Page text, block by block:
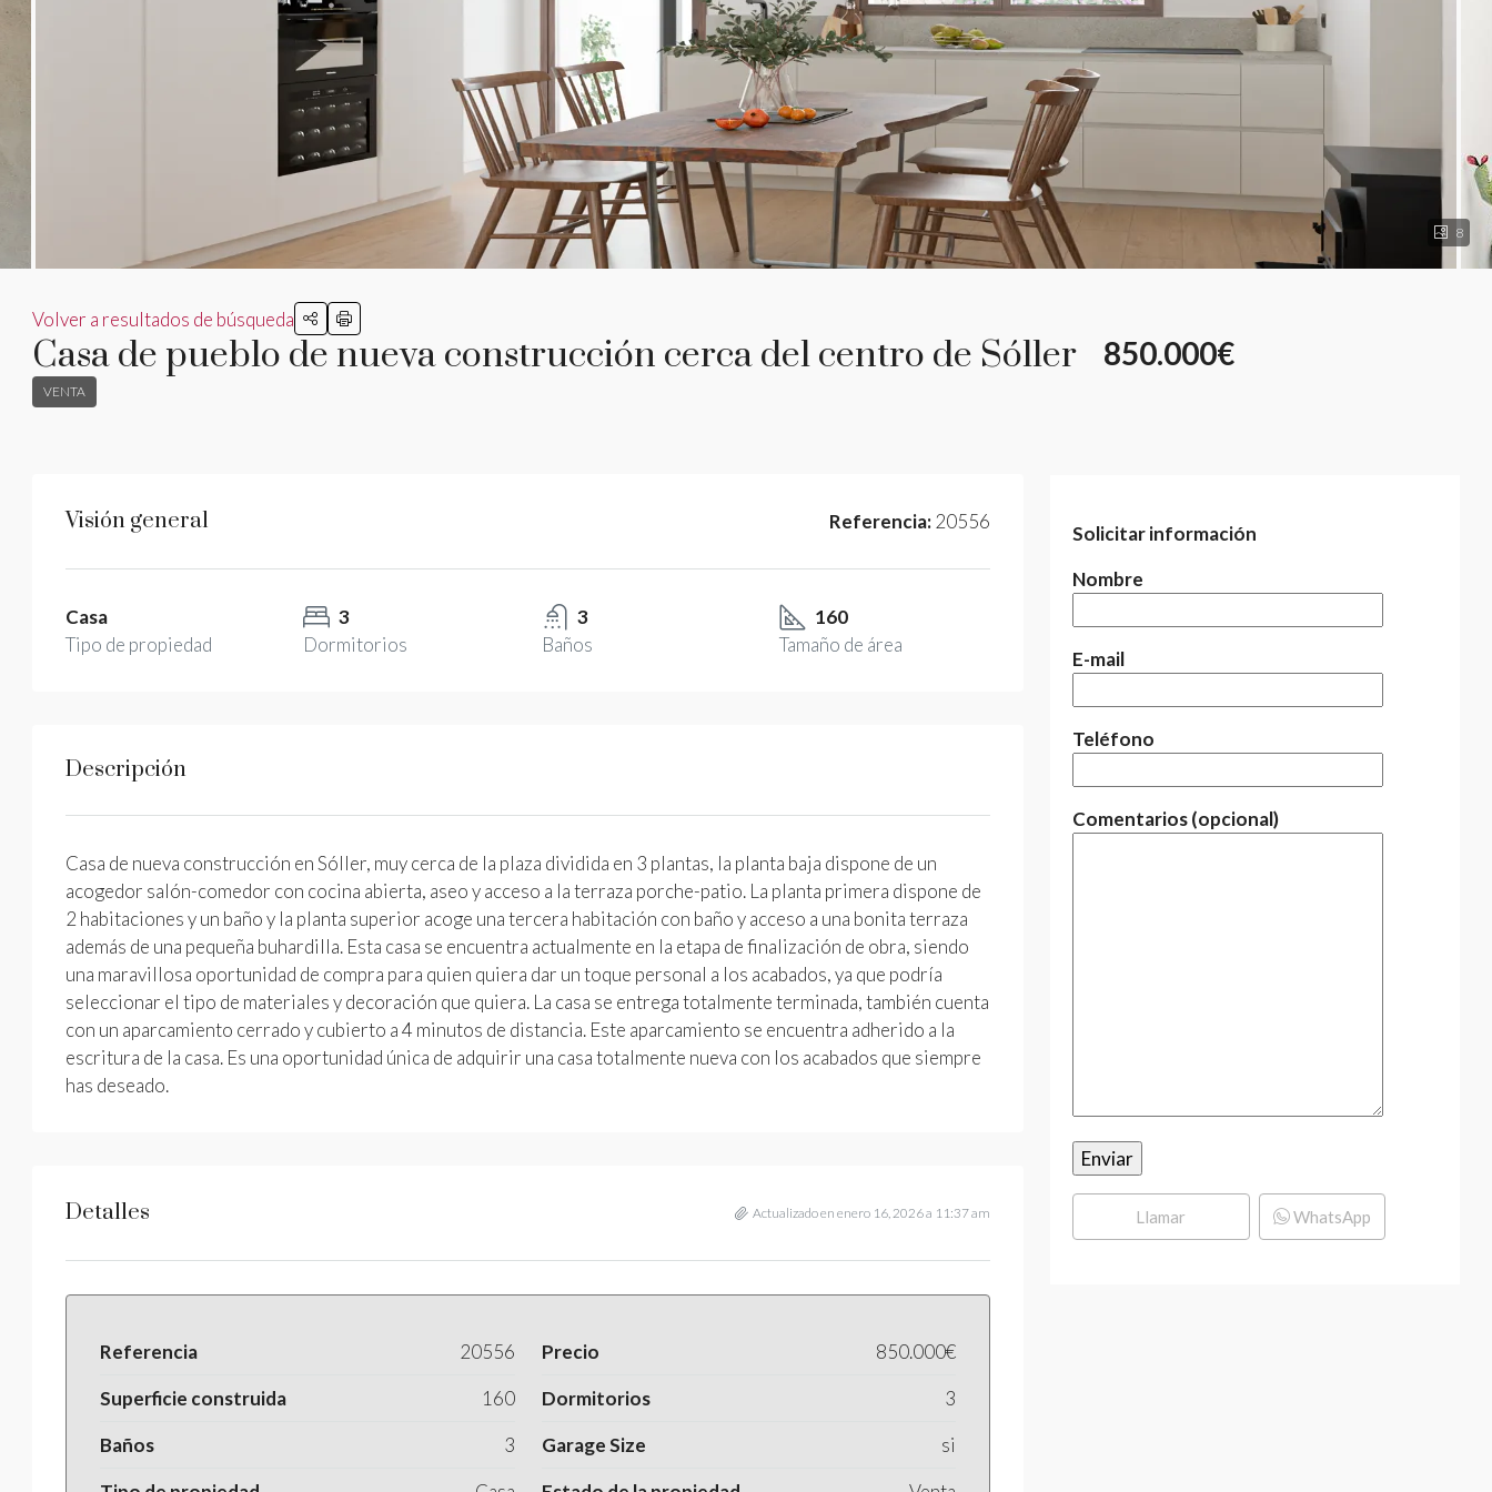
8
Volver a resultados de búsqueda
Casa de pueblo de nueva construcción cerca del centro de Sóller 850.000€
VENTA
Visión general Referencia: 20556
Casa
Tipo de propiedad
3
Dormitorios
3
Baños
160
Tamaño de área
Descripción
Casa de nueva construcción en Sóller, muy cerca de la plaza dividida en 3 plantas, la planta baja dispone de un
acogedor salón-comedor con cocina abierta, aseo y acceso a la terraza porche-patio. La planta primera dispone de
2 habitaciones y un baño y la planta superior acoge una tercera habitación con baño y acceso a una bonita terraza
además de una pequeña buhardilla. Esta casa se encuentra actualmente en la etapa de finalización de obra, siendo
una maravillosa oportunidad de compra para quien quiera dar un toque personal a los acabados, ya que podría
seleccionar el tipo de materiales y decoración que quiera. La casa se entrega totalmente terminada, también cuenta
con un aparcamiento cerrado y cubierto a 4 minutos de distancia. Este aparcamiento se encuentra adherido a la
escritura de la casa. Es una oportunidad única de adquirir una casa totalmente nueva con los acabados que siempre
has deseado.
Detalles Actualizado en enero 16, 2026 a 11:37 am
Referencia 20556 Precio
850.000€
Superficie construida
160 Dormitorios
3
Baños
3 Garage Size
si
Solicitar información
Nombre
E-mail
Teléfono
Comentarios (opcional)
Llamar WhatsApp